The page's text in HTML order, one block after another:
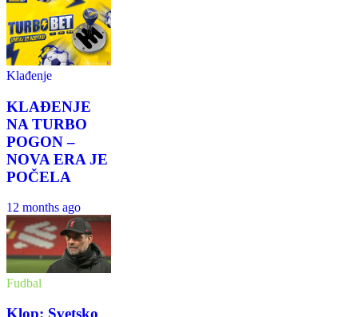
Klađenje
KLAĐENJE
NA TURBO
POGON –
NOVA ERA JE
POČELA
12 months ago
Fudbal